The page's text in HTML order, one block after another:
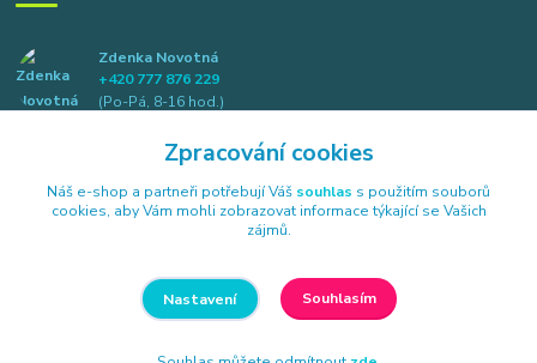
Zdenka Novotná
+420 777 876 229
(Po-Pá, 8-16 hod.)
Všechna práva vyhrazena Elkotex s.r.o., Náměstí B. Havlasy 85, 384 26
Zpracování cookies
Náš e-shop a partneři potřebují Váš souhlas s použitím souborů
cookies, aby Vám mohli zobrazovat informace týkající se Vašich
zájmů.
Nastavení Souhlasím